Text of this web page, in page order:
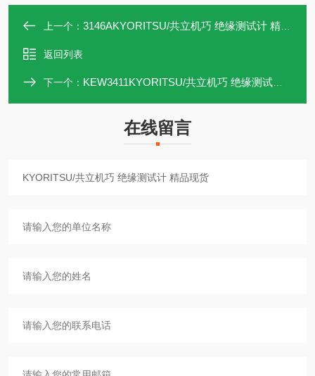
上一个： 3146AKYORITSU/共立机巧 绝缘测试计 精品现货
返回列表
下一个： KEW3411KYORITSU/共立机巧 绝缘测试计 精品现货
在线留言